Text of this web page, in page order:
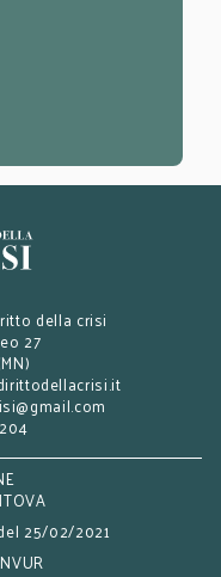
della crisi
27
25/02/2021